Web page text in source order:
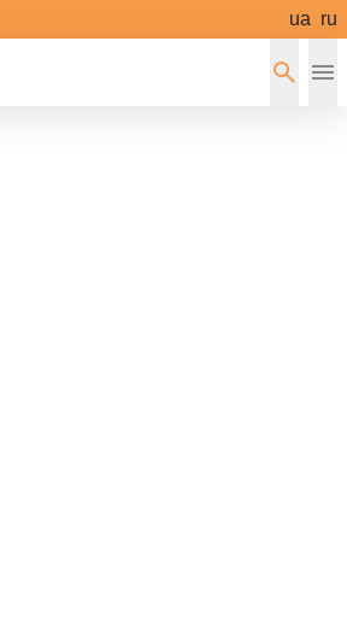
ua ru